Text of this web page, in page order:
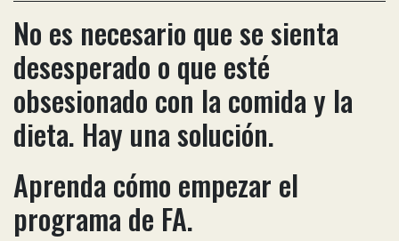
No es necesario que se sienta
desesperado o que esté
obsesionado con la comida y la
dieta. Hay una solución.
Aprenda cómo empezar el
programa de FA.